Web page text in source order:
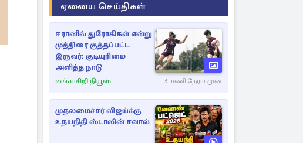
ஏனைய செய்திகள்
ஈரானில் துரோகிகள் என்று
முத்திரை குத்தப்பட்ட
இருவர்: குடியுரிமை
அளித்த நாடு
லங்காசிறி நியூஸ் 3 மணி நேரம் முன்
முதலமைச்சர் விஜய்க்கு
உதயநிதி ஸ்டாலின் சவால்